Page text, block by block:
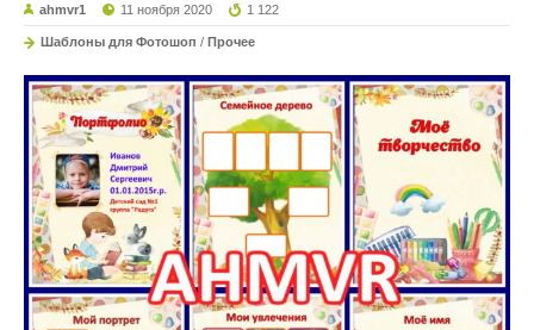
ahmvr1 11 ноября 2020 1 122
Шаблоны для Фотошоп / Прочее